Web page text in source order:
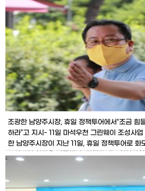
조광한 남양주시장, 휴일 정책투어에서“조금 힘
하라”고 지시- 11일 마석우천 그린웨이 조성사
한 남양주시장이 지난 11일, 휴일 정책투어로 화
조성사업 현장을 방문했다. 정책투어는 현안사
높여 업무에 적용하기 위해 추진하는 남양주시
다